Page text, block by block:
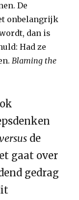
De
onbelangrijk
dan is
Had ze
Blaming the
de
gaat over
gedrag